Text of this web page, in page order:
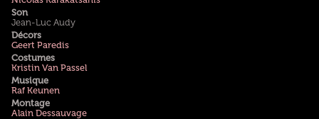
Son
Jean-Luc Audy
Décors
Geert Paredis
Costumes
Kristin Van Passel
Musique
Raf Keunen
Montage
Alain Dessauvage